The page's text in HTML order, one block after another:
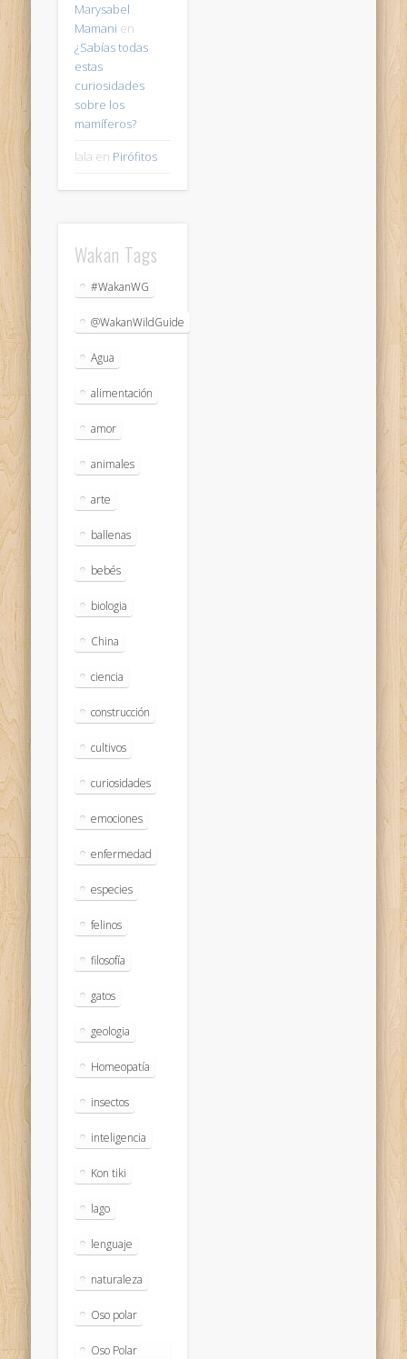
Marysabel
Mamani en
¿Sabías todas
estas
curiosidades
sobre los
mamíferos?
lala en Pirófitos
Wakan Tags
#WakanWG
@WakanWildGuide
Agua
alimentación
amor
animales
arte
ballenas
bebés
biologia
China
ciencia
construcción
cultivos
curiosidades
emociones
enfermedad
especies
felinos
filosofía
gatos
geologia
Homeopatía
insectos
inteligencia
Kon tiki
lago
lenguaje
naturaleza
Oso polar
Oso Polar